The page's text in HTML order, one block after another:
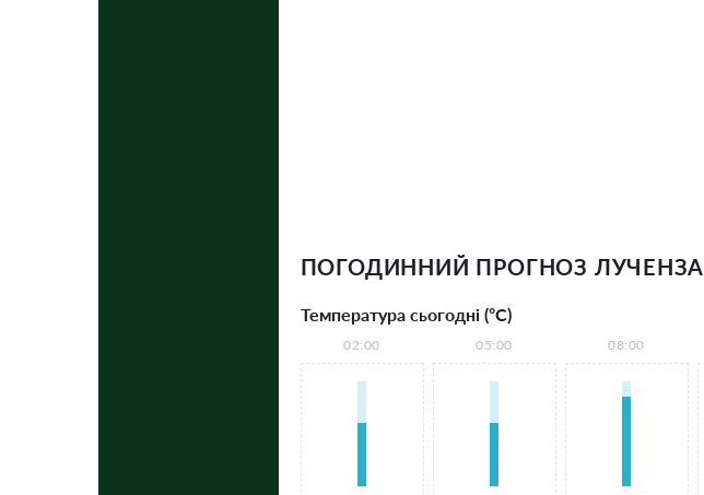
ПОГОДИННИЙ ПРОГНОЗ ЛУЧЕНЗА
Температура сьогодні (°С)
02:00 05:00 08:00